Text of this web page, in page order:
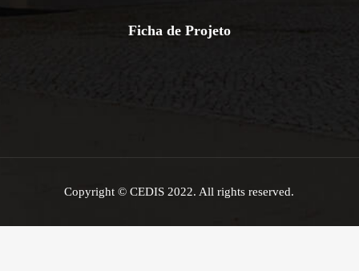
Ficha de Projeto
Copyright © CEDIS 2022. All rights reserved.